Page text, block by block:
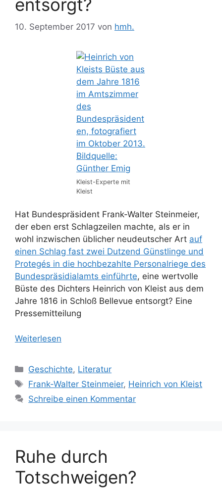
entsorgt?
10. September 2017 von hmh.
Kleist-Experte mit
Kleist
Hat Bundespräsident Frank-Walter Steinmeier,
der eben erst Schlagzeilen machte, als er in
wohl inzwischen üblicher neudeutscher Art auf
einen Schlag fast zwei Dutzend Günstlinge und
Protegés in die hochbezahlte Personalriege des
Bundes­präsidialamts einführte, eine wertvolle
Büste des Dichters Heinrich von Kleist aus dem
Jahre 1816 in Schloß Bellevue entsorgt? Eine
Pressemitteilung
Weiterlesen
Kategorien
Geschichte, Literatur
Schlagwörter
Frank-Walter Steinmeier, Heinrich von Kleist
Schreibe einen Kommentar
Ruhe durch
Totschweigen?